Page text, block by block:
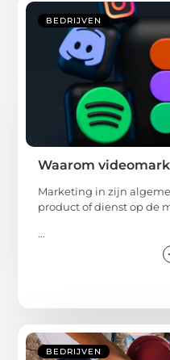
BEDRIJVEN
Waarom
Marketing in zijn
product of dienst op de
...
BEDRIJVEN